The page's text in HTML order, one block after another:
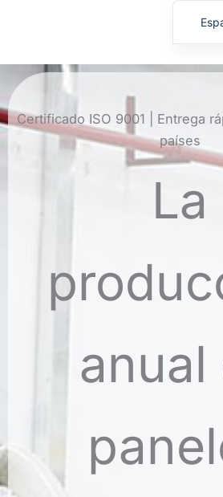
Certificado ISO 9001 | Entrega
países
La
anual
繁
日